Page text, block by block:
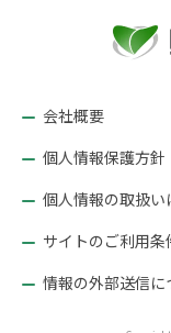
会社概要
個人情報保護方針
個人情報の取扱い
サイトのご利用条
情報の外部送信に